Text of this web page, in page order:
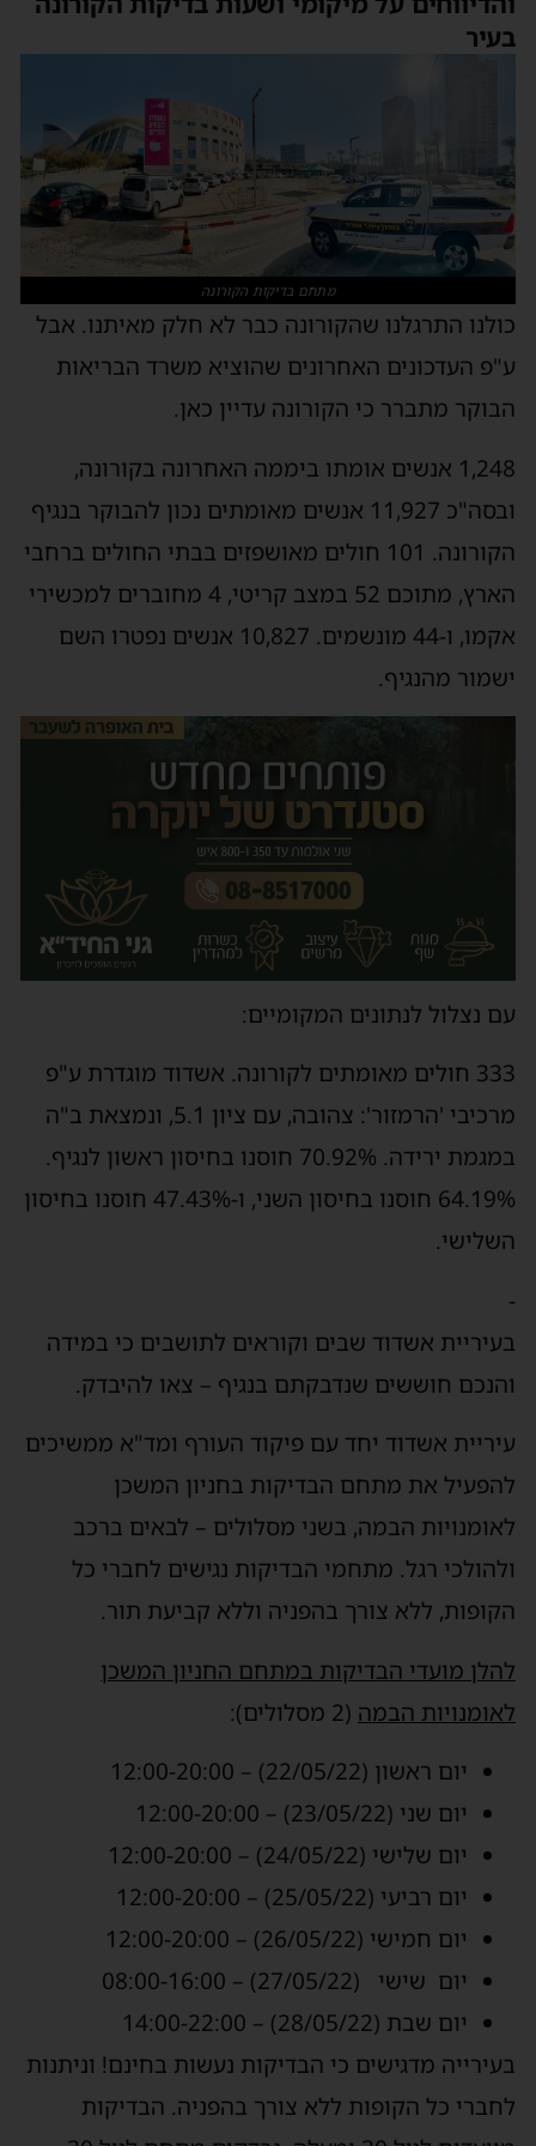
בעיר
מתחם בדיקות הקורונה
כולנו התרגלנו שהקורונה כבר לא חלק מאיתנו. אבל
ע"פ העדכונים האחרונים שהוציא משרד הבריאות
הבוקר מתברר כי הקורונה עדיין כאן.
1,248 אנשים אומתו ביממה האחרונה בקורונה,
ובסה"כ 11,927 אנשים מאומתים נכון להבוקר בנגיף
הקורונה. 101 חולים מאושפזים בבתי החולים ברחבי
הארץ, מתוכם 52 במצב קריטי, 4 מחוברים למכשירי
אקמו, ו-44 מונשמים. 10,827 אנשים נפטרו השם
ישמור מהנגיף.
עם נצלול לנתונים המקומיים:
333 חולים מאומתים לקורונה. אשדוד מוגדרת ע"פ
מרכיבי 'הרמזור': צהובה, עם ציון 5.1, ונמצאת ב"ה
במגמת ירידה. 70.92% חוסנו בחיסון ראשון לנגיף.
64.19% חוסנו בחיסון השני, ו-47.43% חוסנו בחיסון
השלישי.
-
בעיריית אשדוד שבים וקוראים לתושבים כי במידה
והנכם חוששים שנדבקתם בנגיף – צאו להיבדק.
עיריית אשדוד יחד עם פיקוד העורף ומד"א ממשיכים
להפעיל את מתחם הבדיקות בחניון המשכן
לאומנויות הבמה, בשני מסלולים – לבאים ברכב
ולהולכי רגל. מתחמי הבדיקות נגישים לחברי כל
הקופות, ללא צורך בהפניה וללא קביעת תור.
להלן מועדי הבדיקות במתחם החניון המשכן
לאומנויות הבמה (2 מסלולים):
יום ראשון (22/05/22) – 12:00-20:00
יום שני (23/05/22) – 12:00-20:00
יום שלישי (24/05/22) – 12:00-20:00
יום רביעי (25/05/22) – 12:00-20:00
יום חמישי (26/05/22) – 12:00-20:00
יום שישי (27/05/22) – 08:00-16:00
יום שבת (28/05/22) – 14:00-22:00
בעירייה מדגישים כי הבדיקות נעשות בחינם! וניתנות
לחברי כל הקופות ללא צורך בהפניה. הבדיקות